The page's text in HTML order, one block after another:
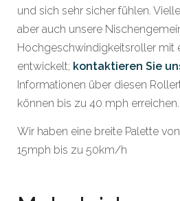
und sich sehr sicher fühlen.
aber auch unsere
Hochgeschwindigkeitsroller mit
entwickelt; kontaktieren Sie
Informationen über diesen
können bis zu 40 mph erreichen.
Wir haben eine breite Palette
15mph bis zu 50km/h